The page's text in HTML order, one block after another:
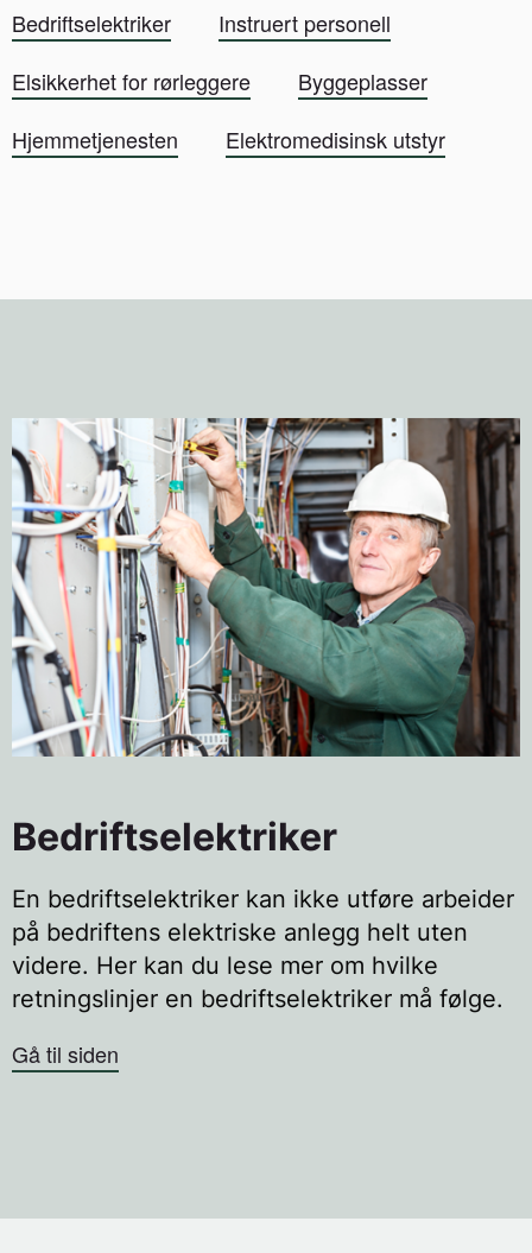
Bedriftselektriker
Instruert personell
Elsikkerhet for rørleggere
Byggeplasser
Hjemmetjenesten
Elektromedisinsk utstyr
Bedriftselektriker
En bedriftselektriker kan ikke utføre arbeider
på bedriftens elektriske anlegg helt uten
videre. Her kan du lese mer om hvilke
retningslinjer en bedriftselektriker må følge.
Gå til siden